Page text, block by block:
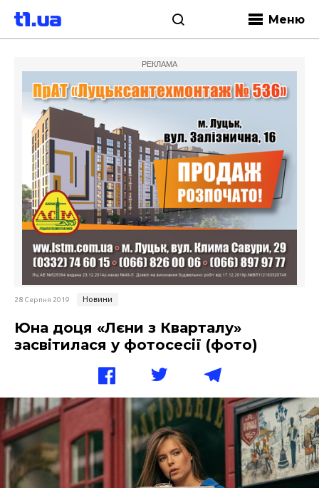
Меню
РЕКЛАМА
28 Серпня 2019 Новини
Юна доця «Лєни з Кварталу»
засвітилася у фотосесії (фото)